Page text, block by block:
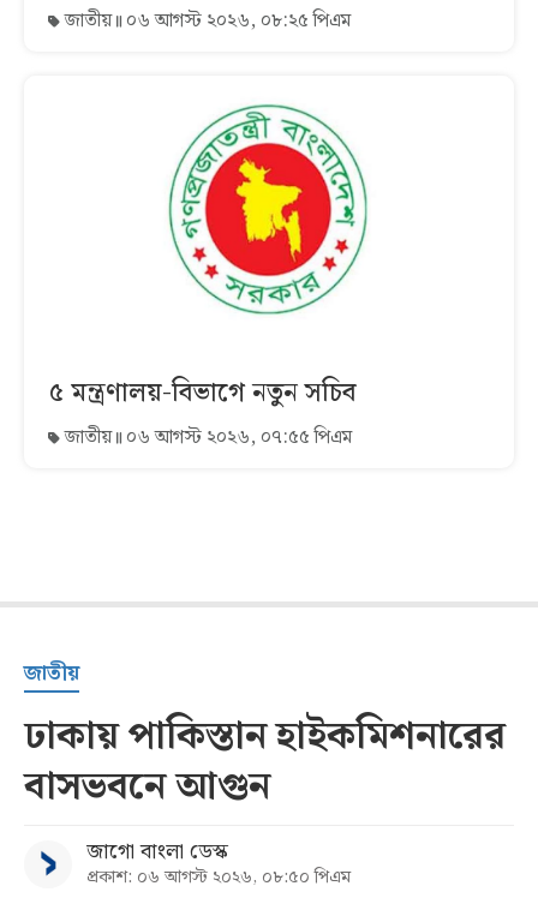
জাতীয় ০৬ আগস্ট ২০২৬, ০৮:২৫ পিএম
৫ মন্ত্রণালয়-বিভাগে নতুন সচিব
জাতীয় ০৬ আগস্ট ২০২৬, ০৭:৫৫ পিএম
জাতীয়
ঢাকায় পাকিস্তান হাইকমিশনারের
বাসভবনে আগুন
জাগো বাংলা ডেস্ক
প্রকাশ: ০৬ আগস্ট ২০২৬, ০৮:৫০ পিএম